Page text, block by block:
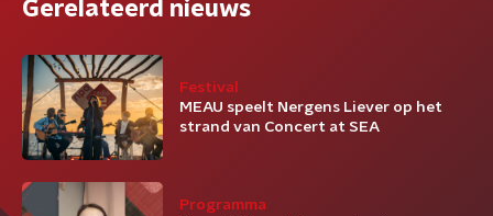
Gerelateerd nieuws
Festival
MEAU speelt Nergens Liever op het
strand van Concert at SEA
Programma